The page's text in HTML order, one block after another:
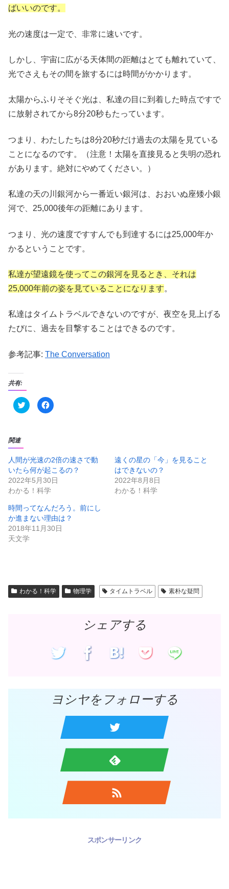
ばいいのです。
光の速度は一定で、非常に速いです。
しかし、宇宙に広がる天体間の距離はとても離れていて、
光でさえもその間を旅するには時間がかかります。
太陽からふりそそぐ光は、私達の目に到着した時点ですで
に放射されてから8分20秒もたっています。
つまり、わたしたちは8分20秒だけ過去の太陽を見ている
ことになるのです。（注意！太陽を直接見ると失明の恐れ
があります。絶対にやめてください。）
私達の天の川銀河から一番近い銀河は、おおいぬ座矮小銀
河で、25,000後年の距離にあります。
つまり、光の速度ですすんでも到達するには25,000年か
かるということです。
私達が望遠鏡を使ってこの銀河を見るとき、それは
25,000年前の姿を見ていることになります。
私達はタイムトラベルできないのですが、夜空を見上げる
たびに、過去を目撃することはできるのです。
参考記事: The Conversation
共有:
ク
リ
t
t
e
r
で
共
有
新
し
い
ウ
ィ
ン
ド
)
F
a
共
有
す
る
に
は
ッ
ク
し
て
く
ィ
ン
ド
関連
人間が光速の2倍の速さで動
いたら何が起こるの？
2022年5月30日
わかる！科学
遠くの星の「今」を見ること
はできないの？
2022年8月8日
わかる！科学
時間ってなんだろう。前にし
か進まない理由は？
2018年11月30日
天文学
わかる！科学 物理学 タイムトラベル 素朴な疑問
シェアする
ヨシヤをフォローする
スポンサーリンク